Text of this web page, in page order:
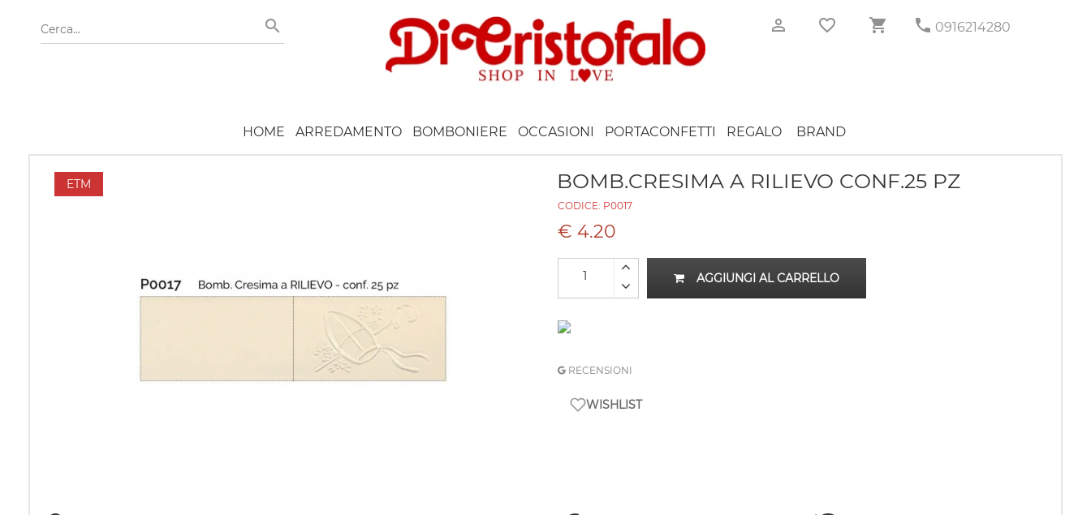
0916214280
HOME ARREDAMENTO BOMBONIERE OCCASIONI PORTACONFETTI REGALO BRAND
ETM BOMB.CRESIMA A RILIEVO CONF.25 PZ
CODICE: P0017
€ 4.20
AGGIUNGI AL CARRELLO
RECENSIONI
WISHLIST